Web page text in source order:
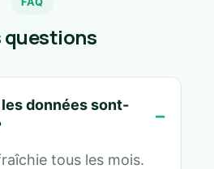
questions
données sont-
tous les mois.